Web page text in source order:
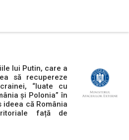
lui Putin, care a
să recupereze
“luate cu
și Polonia” în
ideea că România
față de